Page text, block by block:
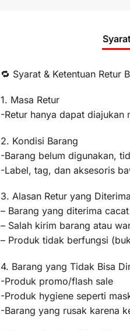
🔁 Syarat & Ketentuan Retur
1. Masa Retur
-Retur hanya dapat diajukan
2. Kondisi Barang
-Barang belum digunakan,
-Label, tag, dan aksesoris
3. Alasan Retur yang Diterima
– Barang yang diterima
– Salah kirim barang atau
– Produk tidak berfungsi
4. Barang yang Tidak Bisa
-Produk promo/flash sale
-Produk hygiene seperti
-Barang yang rusak karena